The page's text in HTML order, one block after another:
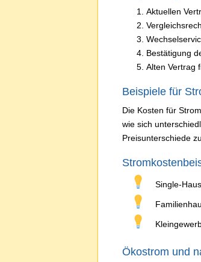
Aktuellen
Bestätigung
Alten Vertrag
Beispiele für
Die Kosten für
wie sich
Preisunterschiede
Single-
Ökostrom und